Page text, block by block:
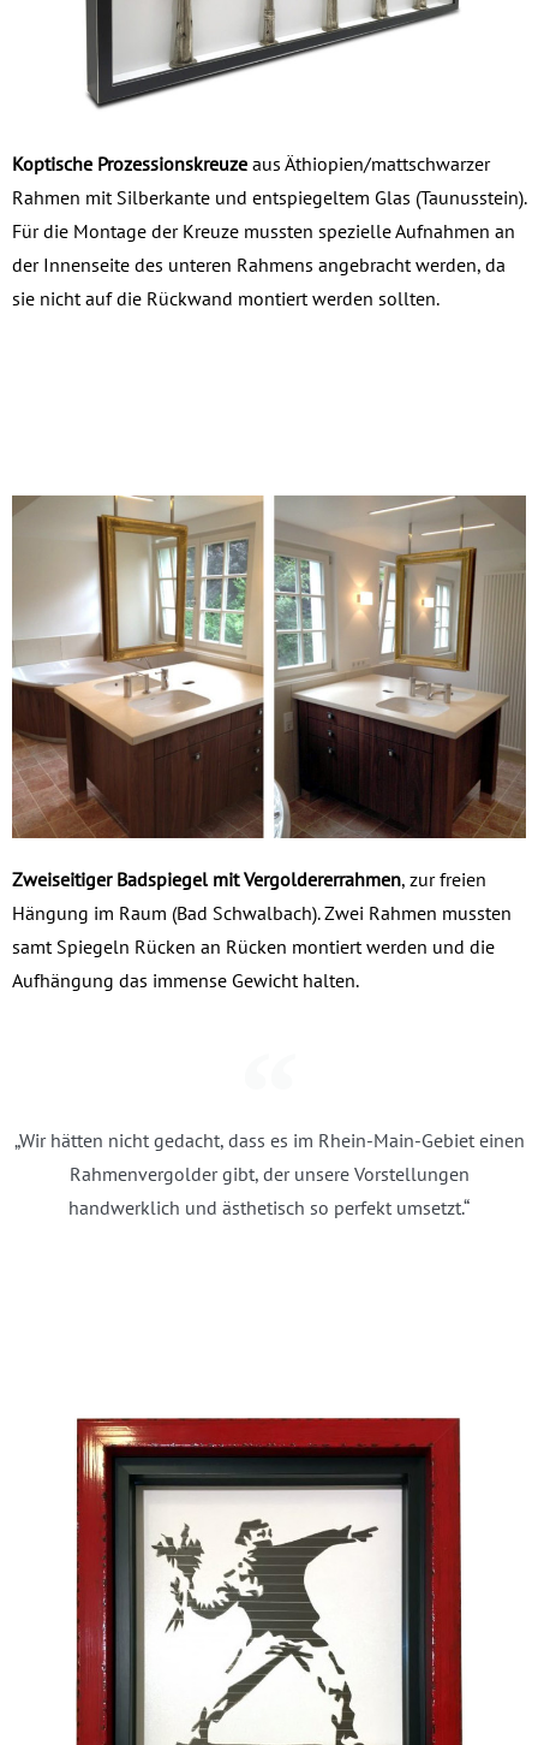
Koptische Prozessionskreuze aus Äthiopien/mattschwarzer
Rahmen mit Silberkante und entspiegeltem Glas (Taunusstein).
Für die Montage der Kreuze mussten spezielle Aufnahmen an
der Innenseite des unteren Rahmens angebracht werden, da
sie nicht auf die Rückwand montiert werden sollten.
Zweiseitiger Badspiegel mit Vergoldererrahmen, zur freien
Hängung im Raum (Bad Schwalbach). Zwei Rahmen mussten
samt Spiegeln Rücken an Rücken montiert werden und die
Aufhängung das immense Gewicht halten.
„Wir hätten nicht gedacht, dass es im Rhein-Main-Gebiet einen
Rahmenvergolder gibt, der unsere Vorstellungen
handwerklich und ästhetisch so perfekt umsetzt.“